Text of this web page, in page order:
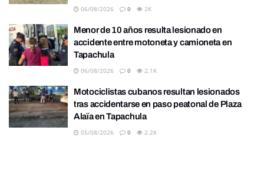
06/08/2026 0 2K
Menor de 10 años resulta lesionado en
accidente entre motoneta y camioneta en
Tapachula
06/08/2026 0 2.1K
Motociclistas cubanos resultan lesionados
tras accidentarse en paso peatonal de Plaza
Alaïa en Tapachula
05/08/2026 0 2.2K